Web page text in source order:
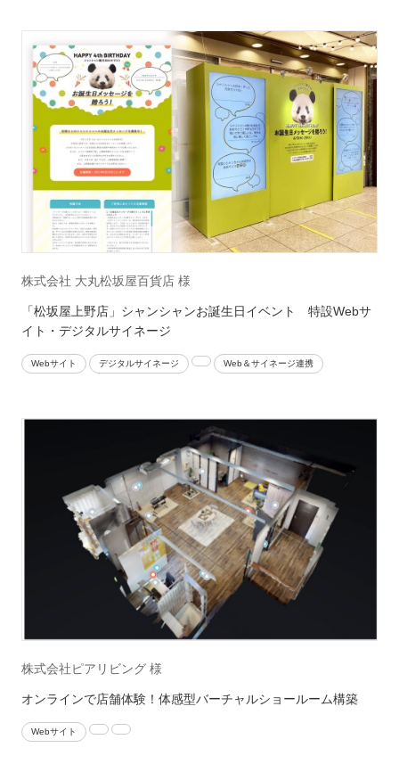
株式会社 大丸松坂屋百貨店 様
「松坂屋上野店」シャンシャンお誕生日イベント 特設Webサ
イト・デジタルサイネージ
Webサイト デジタルサイネージ Web＆サイネージ連携
株式会社ピアリビング 様
オンラインで店舗体験！体感型バーチャルショールーム構築
Webサイト